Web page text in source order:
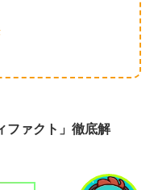
ファクト」徹底解